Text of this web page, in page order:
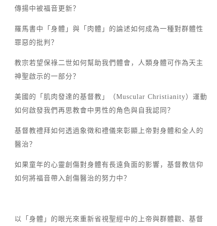
傳揚中被福音更新？
羅馬書中「身體」與「肉體」的論述如何成為一種對群體性
罪惡的批判？
教宗若望保祿二世如何幫助我們體會，人類身體可作為天主
神聖啟示的一部分？
美國的「肌肉發達的基督教」（Muscular Christianity）運動
如何啟發我們再思教會中男性的角色與自我認同？
基督教禮拜如何透過象徵和禮儀來彰顯上帝對身體和全人的
醫治？
如果童年的心靈創傷對身體有長遠負面的影響，基督教信仰
如何將福音帶入創傷醫治的努力中？
以「身體」的眼光來重新省視聖經中的上帝與群體觀、基督